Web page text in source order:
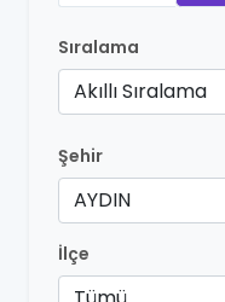
Sıralama
Akıllı Sıralama
Şehir
AYDIN
İlçe